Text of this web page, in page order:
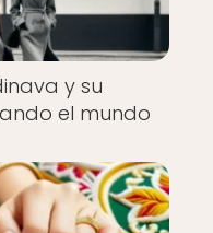
y su
el mundo